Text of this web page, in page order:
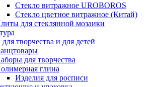
Стекло витражное UROBOROS
Стекло цветное витражное (Китай)
для стеклянной мозаики
творчества и для детей
для творчества
глина
Изделия для росписи